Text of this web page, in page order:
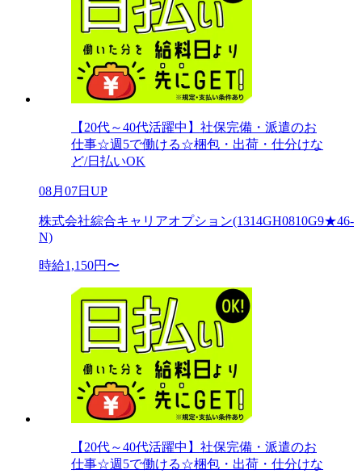
【20代～40代活躍中】社保完備・派遣のお
仕事☆週5で働ける☆梱包・出荷・仕分けな
ど/日払いOK
08月07日UP
株式会社綜合キャリアオプション(1314GH0810G9★46-
N)
時給1,150円〜
【20代～40代活躍中】社保完備・派遣のお
仕事☆週5で働ける☆梱包・出荷・仕分けな